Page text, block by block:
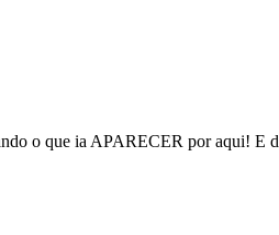
o que ia APARECER por aqui! E